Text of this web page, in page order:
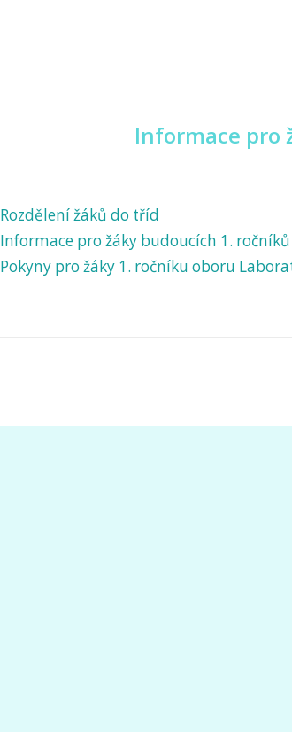
Informace pro
Rozdělení žáků do tříd
Informace pro žáky budoucích 1.
Pokyny pro žáky 1. ročníku oboru